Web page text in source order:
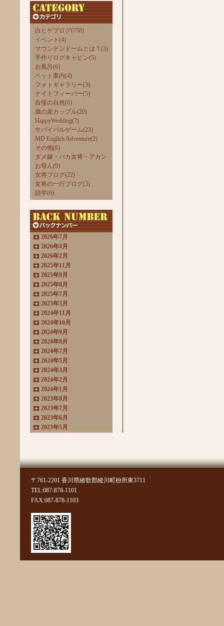
白ヒゲブログ(758)
イベント(4)
マウンテンドームとは？(3)
手作りログキャビン(5)
お風呂(6)
ペット案内(4)
フォトギャラリー(3)
ナイトフィーバー(5)
自慢の自然(6)
歳の差カップル(20)
HappyWedding(7)
サバイバルゲーム(23)
MD English Adventure(2)
その他(6)
ダメ嫁・バカ女将・アカン
お母ん(9)
女将ブログ(22)
女将の一行ブログ(3)
語学(0)
2026年7月
2026年4月
2026年2月
2025年11月
2025年9月
2025年8月
2025年7月
2025年3月
2024年11月
2024年10月
2024年9月
2024年8月
2024年7月
2024年5月
2024年3月
2024年2月
2024年1月
2023年8月
2023年7月
2023年6月
2023年5月
2022年10月
2022年7月
2022年6月
2022年4月
2022年3月
2022年2月
2022年1月
2021年11月
2021年10月
2021年9月
〒761-2201 香川県綾歌郡綾川町枌所東3711
TEL:087-878-1101
FAX:087-878-1103